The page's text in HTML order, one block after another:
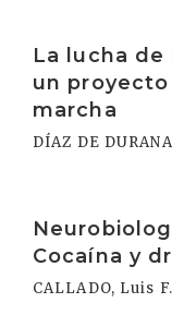
La lucha de
un
marcha
DÍAZ DE
Cocaína y
CALLADO, Luis F.